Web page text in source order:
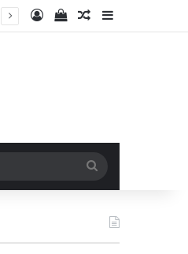
Log InView your
Random Article
Sidebar
for